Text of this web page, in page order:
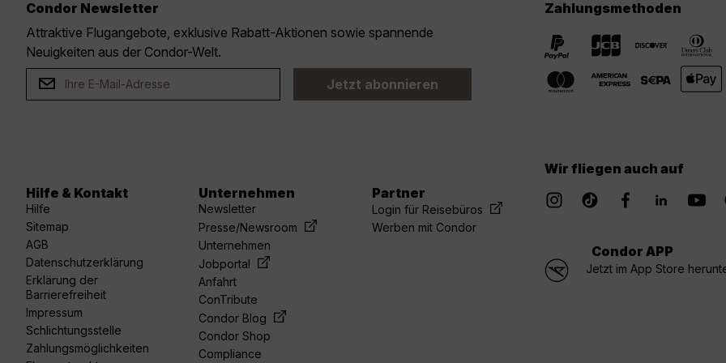
Condor Newsletter
Attraktive Flugangebote, exklusive Rabatt-Aktionen sowie spannende
Neuigkeiten aus der Condor-Welt.
Jetzt abonnieren
Zahlungsmethoden
Hilfe & Kontakt
Hilfe
Sitemap
AGB
Datenschutzerklärung
Erklärung der
Barrierefreiheit
Impressum
Schlichtungsstelle
Zahlungsmöglichkeiten
Unternehmen
Newsletter
Presse/Newsroom
Unternehmen
Jobportal
Anfahrt
ConTribute
Condor Blog
Condor Shop
Compliance
Partner
Login für Reisebüros
Werben mit Condor
Wir fliegen auch auf
Condor APP
Jetzt im App Store